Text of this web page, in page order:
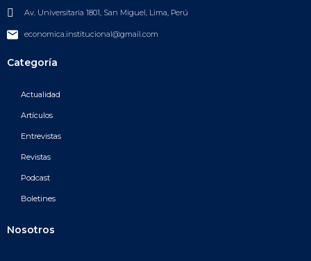
Av. Universitaria 1801, San Miguel, Lima, Perú
economica.institucional@gmail.com
Categoría
Actualidad
Artículos
Entrevistas
Revistas
Podcast
Boletines
Nosotros